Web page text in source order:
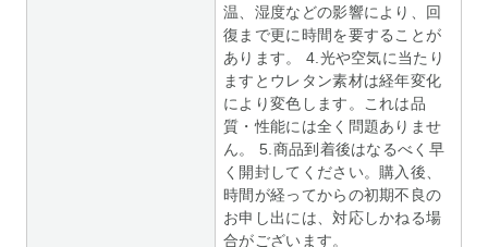
温、湿度などの影響により、回
復まで更に時間を要することが
あります。 4.光や空気に当たり
ますとウレタン素材は経年変化
により変色します。これは品
質・性能には全く問題ありませ
ん。 5.商品到着後はなるべく早
く開封してください。購入後、
時間が経ってからの初期不良の
お申し出には、対応しかねる場
合がございます。